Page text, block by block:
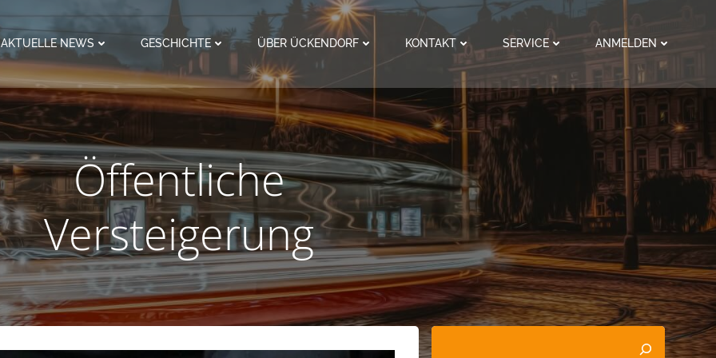
AKTUELLE NEWS GESCHICHTE ÜBER ÜCKENDORF KONTAKT SERVICE ANMELDEN
Öffentliche
Versteigerung
Suchen